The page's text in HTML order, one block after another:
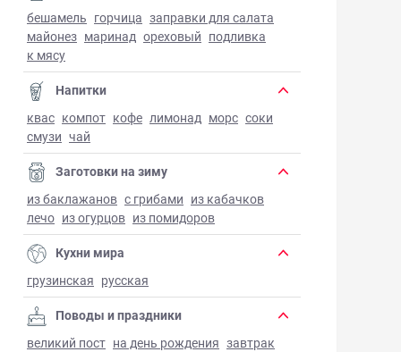
бешамель горчица заправки для салата
майонез маринад ореховый подливка
к мясу
Напитки
квас компот кофе лимонад морс соки
смузи чай
Заготовки на зиму
из баклажанов с грибами из кабачков
лечо из огурцов из помидоров
Кухни мира
грузинская русская
Поводы и праздники
великий пост на день рождения завтрак